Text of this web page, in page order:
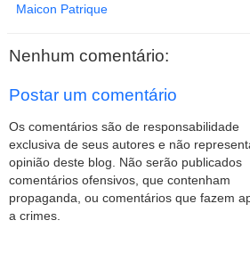
Maicon Patrique
Nenhum comentário:
Postar um comentário
Os comentários são de responsabilidade
exclusiva de seus autores e não
opinião deste blog. Não serão publicados
comentários ofensivos, que contenham
propaganda, ou comentários que fazem
a crimes.